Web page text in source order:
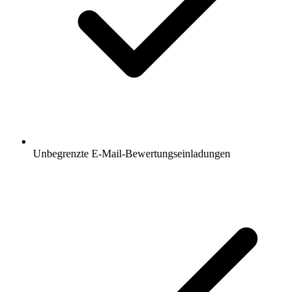
Unbegrenzte E-Mail-Bewertungseinladungen